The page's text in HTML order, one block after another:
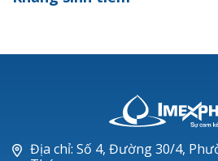
Piperacillin
Địa chỉ: Số 4, Đường 30/4,